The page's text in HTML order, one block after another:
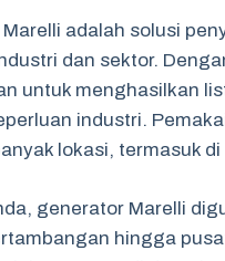
adalah solusi
dan sektor.
untuk menghasilkan
industri.
lokasi, termasuk
generator Marelli
hingga